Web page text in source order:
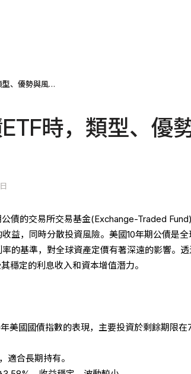
投資美國10年期公債ETF時，類型、優勢與風險如何權衡?
時，類型、優
債的交易所交易基金(Exchange-Traded
益，同時分散投資風險。美國10年期公債是全
的基準，對全球資產定價有著深遠的影響。
穩定的利息收入和資本增值潛力。
美國國債指數的表現，主要投資於剩餘期限在
適合長期持有。